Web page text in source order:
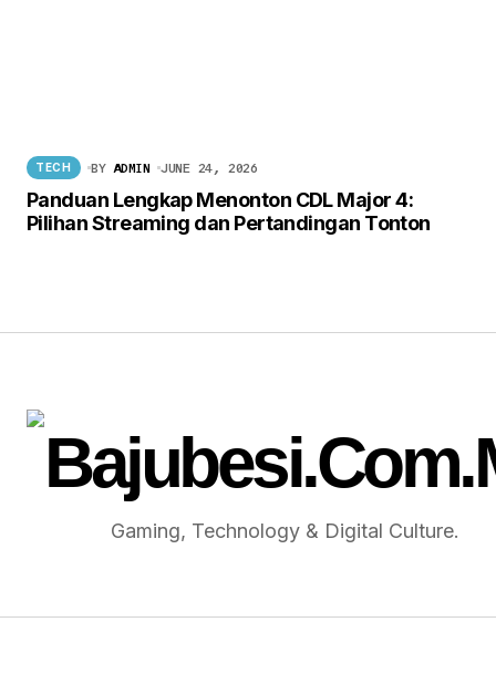
TECH BY ADMIN JUNE 24, 2026
Panduan Lengkap Menonton CDL Major 4:
Pilihan Streaming dan Pertandingan Tonton
Gaming, Technology & Digital Culture.